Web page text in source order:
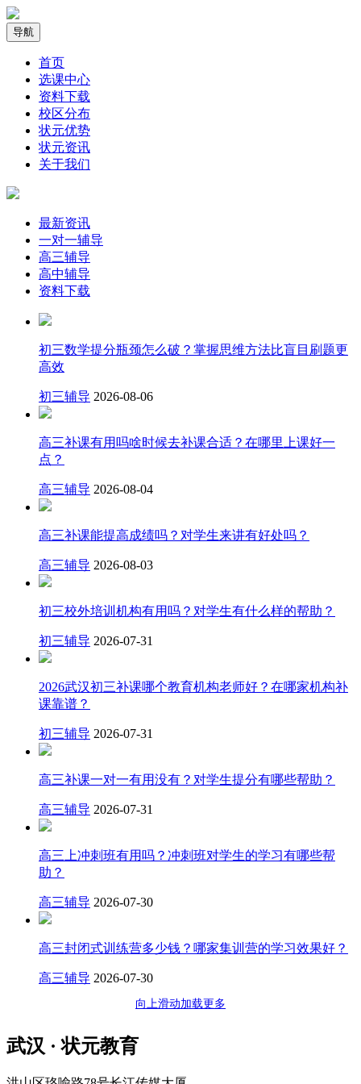
导航
首页
选课中心
资料下载
校区分布
状元优势
状元资讯
关于我们
最新资讯
一对一辅导
高三辅导
高中辅导
资料下载
​初三数学提分瓶颈怎么破？掌握思维方法比盲目刷题更
高效
初三辅导 2026-08-06
高三补课有用吗啥时候去补课合适？在哪里上课好一
点？
高三辅导 2026-08-04
高三补课能提高成绩吗？对学生来讲有好处吗？
高三辅导 2026-08-03
初三校外培训机构有用吗？对学生有什么样的帮助？
初三辅导 2026-07-31
2026武汉初三补课哪个教育机构老师好？在哪家机构补
课靠谱？
初三辅导 2026-07-31
高三补课一对一有用没有？对学生提分有哪些帮助？
高三辅导 2026-07-31
高三上冲刺班有用吗？冲刺班对学生的学习有哪些帮
助？
高三辅导 2026-07-30
高三封闭式训练营多少钱？哪家集训营的学习效果好？
高三辅导 2026-07-30
向上滑动加载更多
武汉 · 状元教育